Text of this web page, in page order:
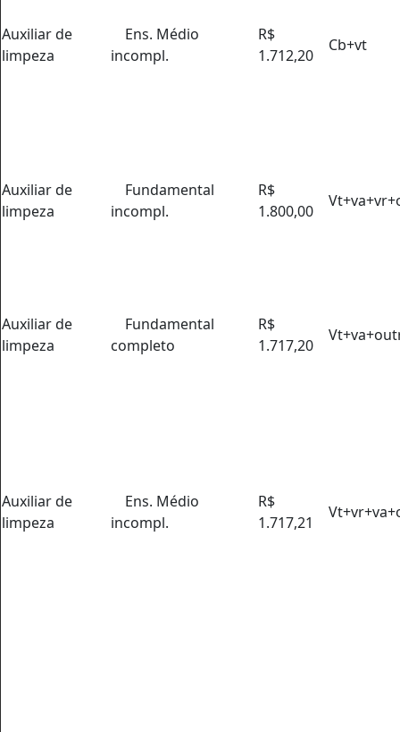
Auxiliar de
limpeza
Ens. Médio
incompl.
R$
1.712,20
Cb+vt
Auxiliar de
limpeza
Fundamental
incompl.
R$
1.800,00
Auxiliar de
limpeza
Fundamental
completo
R$
1.717,20
Auxiliar de
limpeza
Ens. Médio
incompl.
R$
1.717,21